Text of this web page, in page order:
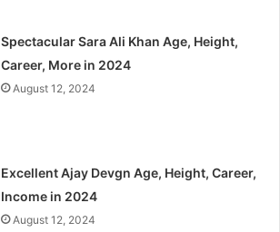
Spectacular Sara Ali Khan Age, Height,
Career, More in 2024
August 12, 2024
Excellent Ajay Devgn Age, Height, Career,
Income in 2024
August 12, 2024